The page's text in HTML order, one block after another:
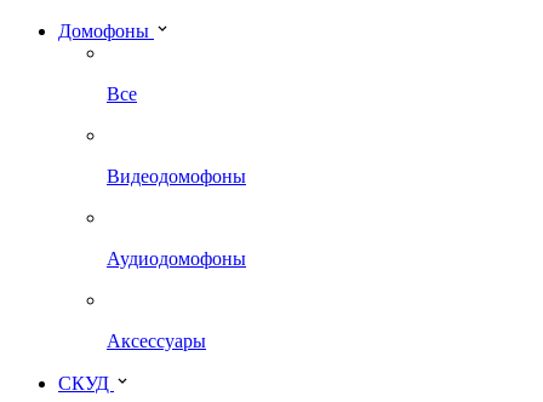
Домофоны
Все
Видеодомофоны
Аудиодомофоны
Аксессуары
СКУД